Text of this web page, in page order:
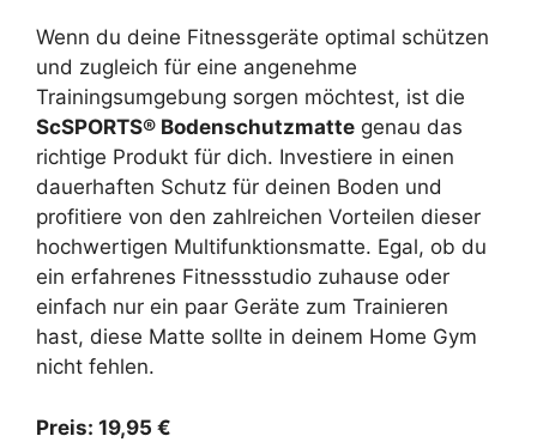
Wenn du deine Fitnessgeräte optimal schützen
und zugleich für eine angenehme
Trainingsumgebung sorgen möchtest, ist die
ScSPORTS® Bodenschutzmatte genau das
richtige Produkt für dich. Investiere in einen
dauerhaften Schutz für deinen Boden und
profitiere von den zahlreichen Vorteilen dieser
hochwertigen Multifunktionsmatte. Egal, ob du
ein erfahrenes Fitnessstudio zuhause oder
einfach nur ein paar Geräte zum Trainieren
hast, diese Matte sollte in deinem Home Gym
nicht fehlen.
Preis: 19,95 €